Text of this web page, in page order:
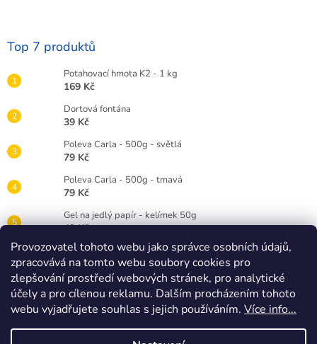
Provozovatel tohoto webu jako správce osobních údajů,
zpracovává na tomto webu soubory cookies pro
zlepšování prostředí webových stránek, pro analytické
účely a pro cílenou reklamu. Dalším procházením tohoto
webu vyjadřujete souhlas s jejich používáním. Více info...
Top 7 produktů
Potahovací hmota K2 - 1 kg
169 Kč
Dortová fontána
39 Kč
Poleva Carla - 500g - světlá
79 Kč
Poleva Carla - 500g - tmavá
79 Kč
Gel na jedlý papír - kelímek 50g
49 Kč
Gelová barva Wilton 28g - červená RED
89 Kč
Dortová svíčka číslice bílá - 3
25 Kč